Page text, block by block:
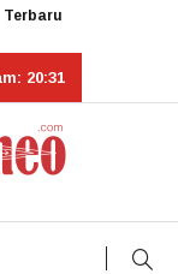
Terbaru
20:31